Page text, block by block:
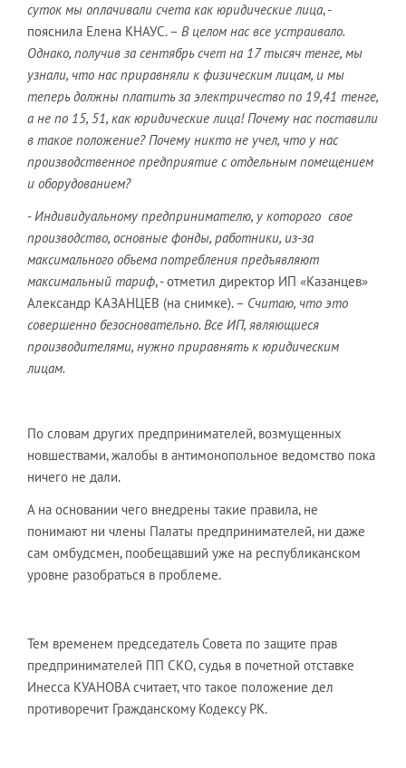
суток мы оплачивали счета как юридические лица, -
пояснила Елена КНАУС. – В целом нас все устраивало.
Однако, получив за сентябрь счет на 17 тысяч тенге, мы
узнали, что нас приравняли к физическим лицам, и мы
теперь должны платить за электричество по 19,41 тенге,
а не по 15, 51, как юридические лица! Почему нас поставили
в такое положение? Почему никто не учел, что у нас
производственное предприятие с отдельным помещением
и оборудованием?
-Индивидуальному предпринимателю, у которого свое
производство, основные фонды, работники, из-за
максимального объема потребления предъявляют
максимальный тариф, - отметил директор ИП «Казанцев»
Александр КАЗАНЦЕВ (на снимке). – Считаю, что это
совершенно безосновательно. Все ИП, являющиеся
производителями, нужно приравнять к юридическим
лицам.
По словам других предпринимателей, возмущенных
новшествами, жалобы в антимонопольное ведомство пока
ничего не дали.
А на основании чего внедрены такие правила, не
понимают ни члены Палаты предпринимателей, ни даже
сам омбудсмен, пообещавший уже на республиканском
уровне разобраться в проблеме.
Тем временем председатель Совета по защите прав
предпринимателей ПП СКО, судья в почетной отставке
Инесса КУАНОВА считает, что такое положение дел
противоречит Гражданскому Кодексу РК.